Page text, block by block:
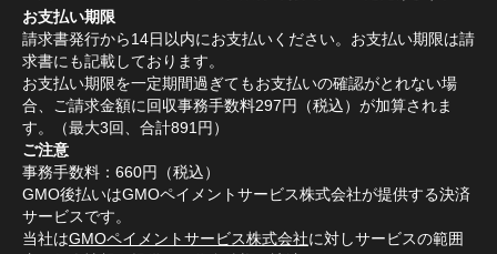
お支払い期限
請求書発行から14日以内にお支払いください。お支払い期限は請
求書にも記載しております。
お支払い期限を一定期間過ぎてもお支払いの確認がとれない場
合、ご請求金額に回収事務手数料297円（税込）が加算されま
す。（最大3回、合計891円）
ご注意
事務手数料：660円（税込）
GMO後払いはGMOペイメントサービス株式会社が提供する決済
サービスです。
当社はGMOペイメントサービス株式会社に対しサービスの範囲